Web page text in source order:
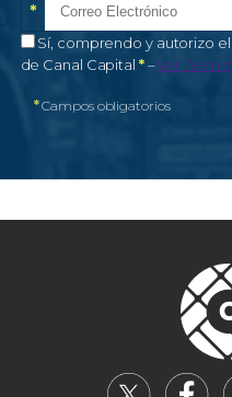
Correo electrónico*
*
Campo obligatorio
Autorización de tratamiento
Sí, comprendo y autorizo
de Canal Capital *–Campo
Ver
*Campos obligatorios